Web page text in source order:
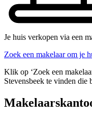
Je huis verkopen via een
Zoek een makelaar om je
Klik op ‘Zoek een
Stevensbeek te vinden die